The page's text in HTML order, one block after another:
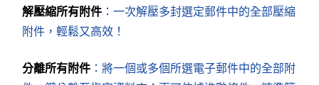
解壓縮所有附件 ：一次解壓多封選定郵件中的全部壓縮
附件，輕鬆又高效！
分離所有附件 ：將一個或多個所選電子郵件中的全部附